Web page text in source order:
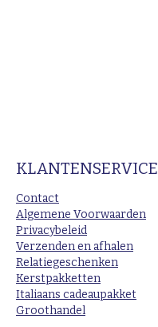
KLANTENSERVICE
Contact
Algemene Voorwaarden
Privacybeleid
Verzenden en afhalen
Relatiegeschenken
Kerstpakketten
Italiaans cadeaupakket
Groothandel